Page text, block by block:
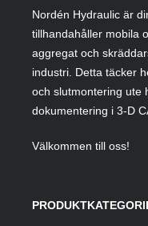
Nordén Hydraulic är
tillhandahåller mobila
aggregat och
industri. Detta täcker
och slutmontering ute
dokumentering i 3-D
Välkommen till oss!